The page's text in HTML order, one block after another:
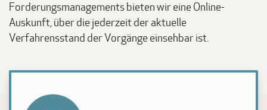
Forderungsmanagements bieten wir eine Online-
Auskunft, über die jederzeit der aktuelle
Verfahrensstand der Vorgänge einsehbar ist.